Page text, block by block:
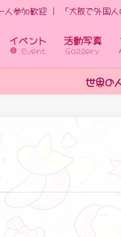
参加歓迎 | 「大阪で外国人
イベント
Event
活動写真
Gallery
々に出会えるから、学び